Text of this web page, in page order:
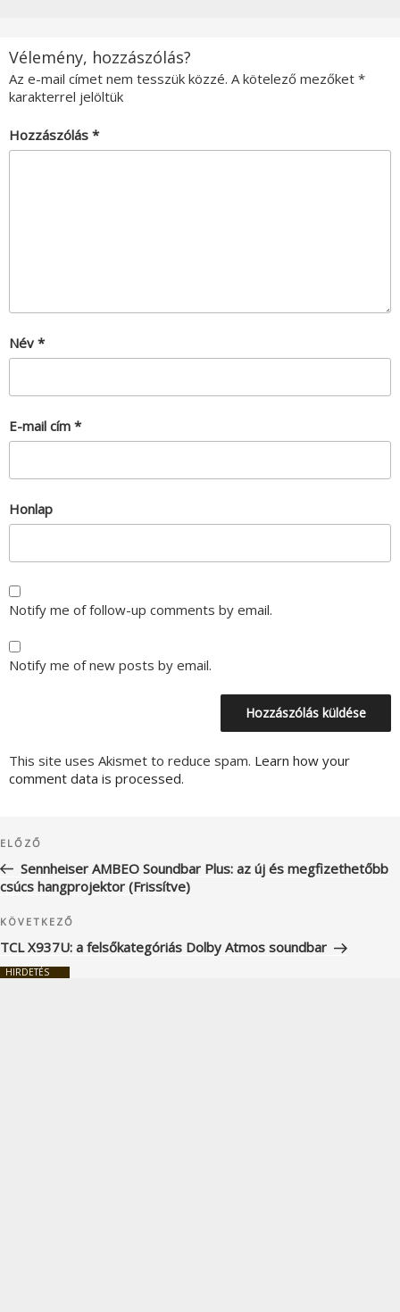
Vélemény, hozzászólás?
Az e-mail címet nem tesszük közzé. A kötelező mezőket *
karakterrel jelöltük
Hozzászólás *
Név *
E-mail cím *
Honlap
Notify me of follow-up comments by email.
Notify me of new posts by email.
This site uses Akismet to reduce spam. Learn how your
comment data is processed.
navigáció
Korábbi
bejegyzés
ELŐZŐ
Sennheiser AMBEO Soundbar Plus: az új és megfizethetőbb
csúcs hangprojektor (Frissítve)
Következő
bejegyzés
KÖVETKEZŐ
TCL X937U: a felsőkategóriás Dolby Atmos soundbar
HIRDETÉS